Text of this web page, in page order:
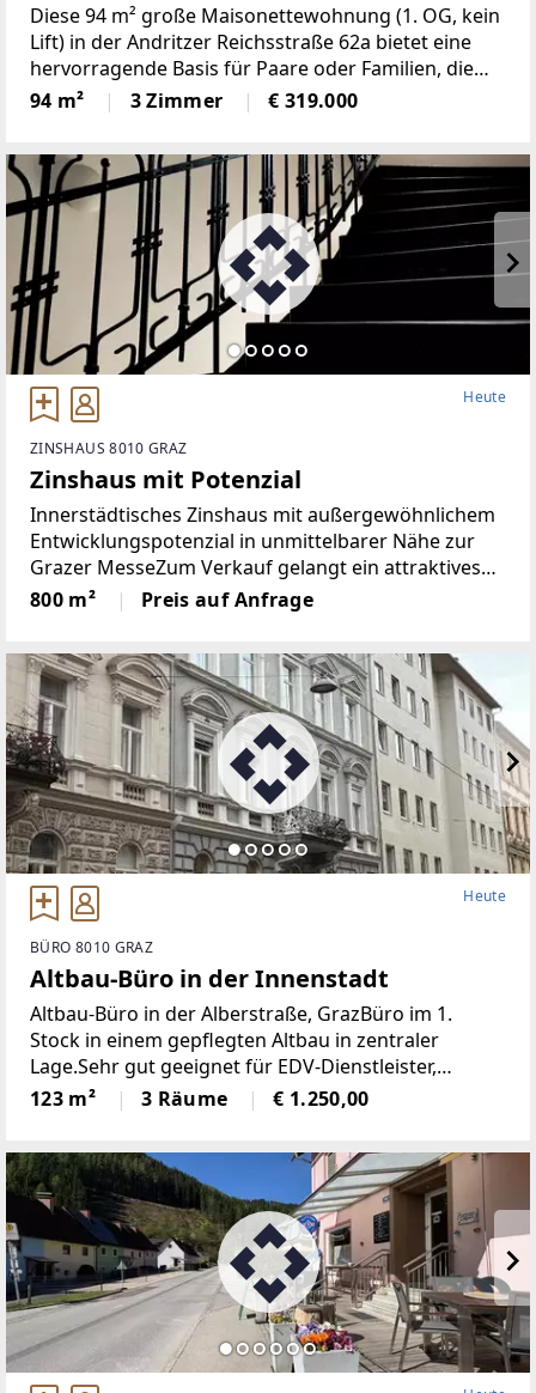
Diese 94 m² große Maisonettewohnung (1. OG, kein
Lift) in der Andritzer Reichsstraße 62a bietet eine
hervorragende Basis für Paare oder Familien, die
den Charme einer Maisonette suchen und ein neues
Zuhause nach eigenen Vorstellungen gestalten
94 m² 3 Zimmer € 319.000
Heute
ZINSHAUS 8010 GRAZ
Zinshaus mit Potenzial
Innerstädtisches Zinshaus mit außergewöhnlichem
Entwicklungspotenzial in unmittelbarer Nähe zur
Grazer MesseZum Verkauf gelangt ein attraktives
Zinshaus in urbaner Bestlage nahe der Grazer
Messe, das durch seine vielseitigen
800 m² Preis auf Anfrage
Heute
BÜRO 8010 GRAZ
Altbau-Büro in der Innenstadt
Altbau-Büro in der Alberstraße, GrazBüro im 1.
Stock in einem gepflegten Altbau in zentraler
Lage.Sehr gut geeignet für EDV-Dienstleister,
Werbebüro und Startups.Drei miteinander
verbundene Büroräume bieten vielfältige
123 m² 3 Räume € 1.250,00